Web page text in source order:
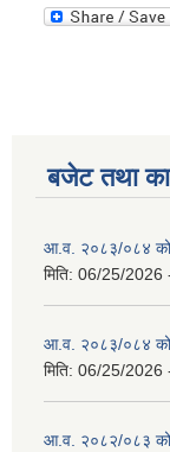
बजेट तथा
आ.व. २०८३/०८४ को
मिति: 06/25/2026
आ.व. २०८३/०८४ को
मिति: 06/25/2026
आ.व. २०८२/०८३ को